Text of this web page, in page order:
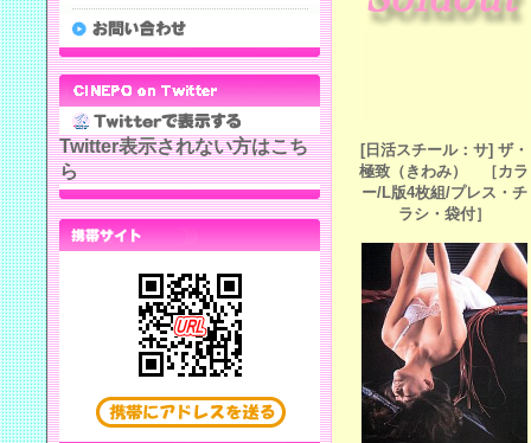
[日活スチール：サ] ザ・
極致（きわみ） ［カラ
ー/L版4枚組/プレス・チ
ラシ・袋付］
Twitter表示されない方はこち
ら